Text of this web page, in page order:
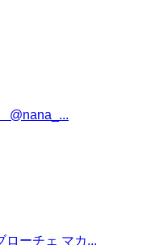
@nana_...
ローチェ マカ...